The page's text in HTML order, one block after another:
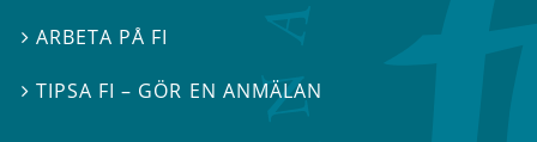
ARBETA PÅ FI
TIPSA FI – GÖR EN ANMÄLAN